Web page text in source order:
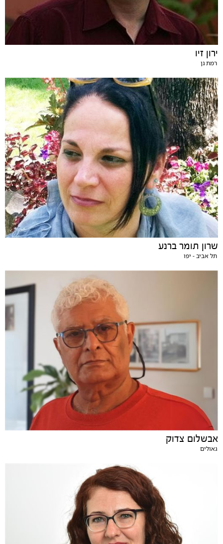
ירון זיו
רמת גן
שרון תומר ברנע
תל אביב - יפו
אבשלום צדוק
גאולים